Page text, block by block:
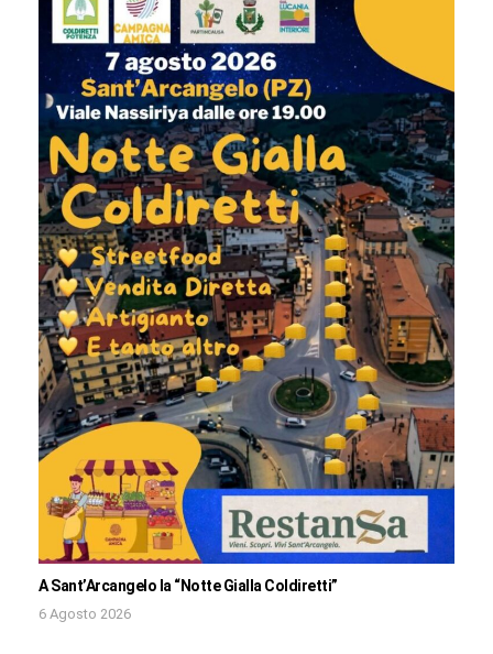
A Sant’Arcangelo la “Notte Gialla Coldiretti”
6 Agosto 2026